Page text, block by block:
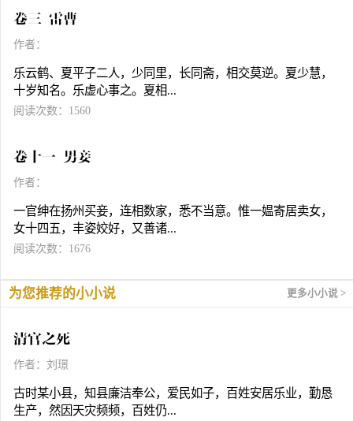
卷三 雷曹
作者：
乐云鹤、夏平子二人，少同里，长同斋，相交莫逆。夏少慧，
十岁知名。乐虚心事之。夏相...
阅读次数：1560
卷十一 男妾
作者：
一官绅在扬州买妾，连相数家，悉不当意。惟一媪寄居卖女，
女十四五，丰姿姣好，又善诸...
阅读次数：1676
为您推荐的小小说 更多小小说 >
清官之死
作者：刘璟
古时某小县，知县廉洁奉公，爱民如子，百姓安居乐业，勤恳
生产，然因天灾频频，百姓仍...